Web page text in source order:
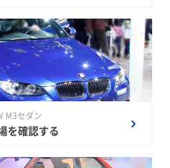
M3セダン
を確認する